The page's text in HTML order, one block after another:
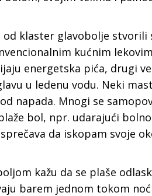
od klaster glavobolje stvorili
kućnim
energetska pića, drugi
u ledenu vodu. Neki
napada. Mnogi se
bol, npr. udarajući
da iskopam svoje
kažu da se plaše
barem jednom tokom